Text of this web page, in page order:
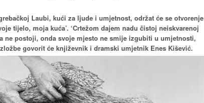
Laubi, kući za ljude i umjetnost, održat će se otvorenje
tijelo, moja kuća’. ‘Crtežom dajem nadu čistoj neiskvarenoj
ne postoji, onda svoje mjesto ne smije izgubiti u umjetnosti,
govorit će književnik i dramski umjetnik Enes Kišević.